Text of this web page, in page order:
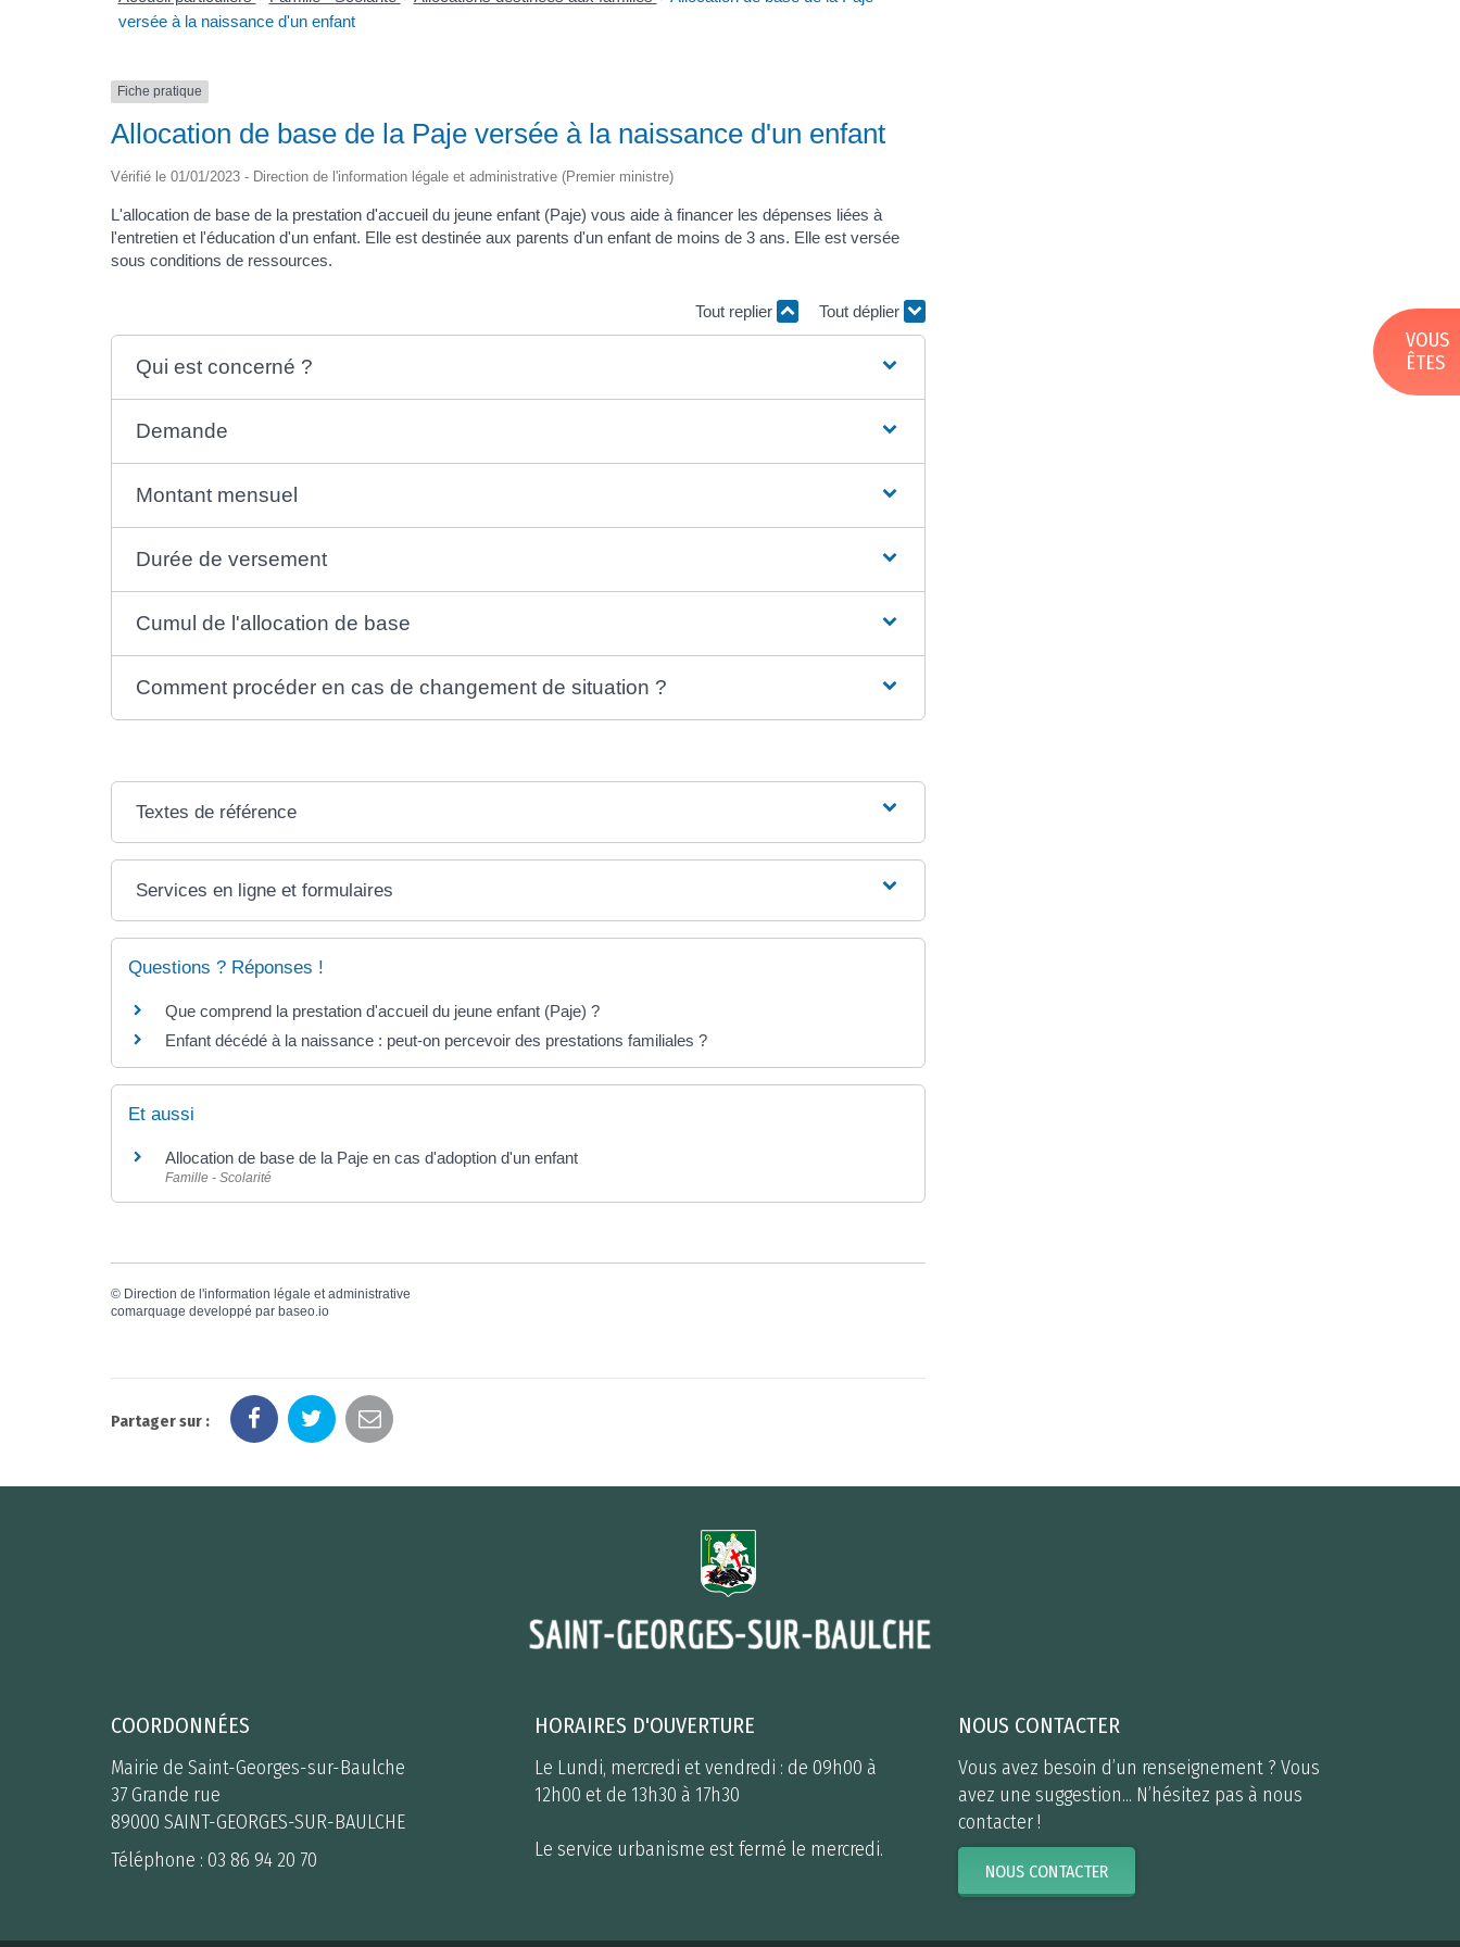
VOUS
ÊTES
versée à la naissance d'un enfant
Fiche pratique
Allocation de base de la Paje versée à la naissance d'un enfant
Vérifié le 01/01/2023 - Direction de l'information légale et administrative (Premier ministre)
L'allocation de base de la prestation d'accueil du jeune enfant (Paje) vous aide à financer les dépenses liées à
l'entretien et l'éducation d'un enfant. Elle est destinée aux parents d'un enfant de moins de 3 ans. Elle est versée
sous conditions de ressources.
Tout replier Tout déplier
Qui est concerné ?
Demande
Montant mensuel
Durée de versement
Cumul de l'allocation de base
Comment procéder en cas de changement de situation ?
Textes de référence
Services en ligne et formulaires
Questions ? Réponses !
Que comprend la prestation d'accueil du jeune enfant (Paje) ?
Enfant décédé à la naissance : peut-on percevoir des prestations familiales ?
Et aussi
Allocation de base de la Paje en cas d'adoption d'un enfant
Famille - Scolarité
© Direction de l'information légale et administrative
comarquage developpé par baseo.io
Partager sur :
COORDONNÉES
Mairie de Saint-Georges-sur-Baulche
37 Grande rue
89000 SAINT-GEORGES-SUR-BAULCHE
Téléphone : 03 86 94 20 70
HORAIRES D'OUVERTURE
Le Lundi, mercredi et vendredi : de 09h00 à
12h00 et de 13h30 à 17h30
Le service urbanisme est fermé le mercredi.
NOUS CONTACTER
Vous avez besoin d’un renseignement ? Vous
avez une suggestion... N’hésitez pas à nous
contacter !
NOUS CONTACTER